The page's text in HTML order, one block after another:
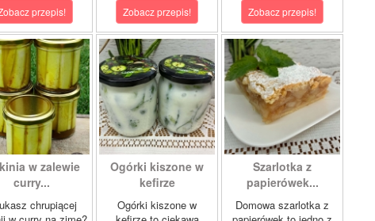
przepis! Zobacz przepis! Zobacz przepis!
w zalewie
curry...
chrupiącej
Ogórki kiszone w
kefirze
Ogórki kiszone w
Szarlotka z
papierówek...
Domowa szarlotka z